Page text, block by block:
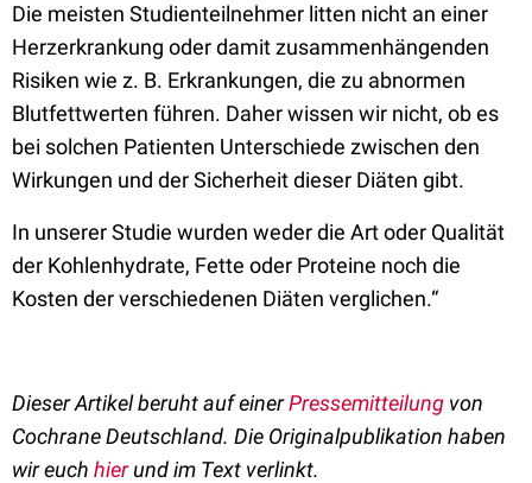
Die meisten Studienteilnehmer litten nicht an einer
Herzerkrankung oder damit zusammenhängenden
Risiken wie z. B. Erkrankungen, die zu abnormen
Blutfettwerten führen. Daher wissen wir nicht, ob es
bei solchen Patienten Unterschiede zwischen den
Wirkungen und der Sicherheit dieser Diäten gibt.
In unserer Studie wurden weder die Art oder Qualität
der Kohlenhydrate, Fette oder Proteine noch die
Kosten der verschiedenen Diäten verglichen.“
Dieser Artikel beruht auf einerPressemitteilung von
Cochrane Deutschland. Die Originalpublikation haben
wir euch hierund im Text verlinkt.